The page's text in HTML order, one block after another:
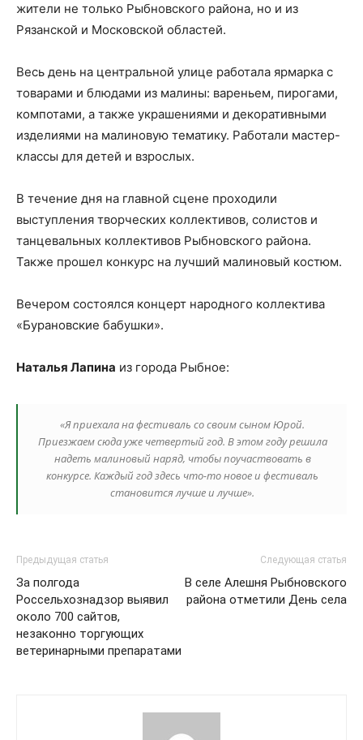
жители не только Рыбновского района, но и из
Рязанской и Московской областей.
Весь день на центральной улице работала ярмарка с
товарами и блюдами из малины: вареньем, пирогами,
компотами, а также украшениями и декоративными
изделиями на малиновую тематику. Работали мастер-
классы для детей и взрослых.
В течение дня на главной сцене проходили
выступления творческих коллективов, солистов и
танцевальных коллективов Рыбновского района.
Также прошел конкурс на лучший малиновый костюм.
Вечером состоялся концерт народного коллектива
«Бурановские бабушки».
Наталья Лапина из города Рыбное:
«Я приехала на фестиваль со своим сыном Юрой.
Приезжаем сюда уже четвертый год. В этом году решила
надеть малиновый наряд, чтобы поучаствовать в
конкурсе. Каждый год здесь что-то новое и фестиваль
становится лучше и лучше».
Предыдущая статья
За полгода
Россельхознадзор выявил
около 700 сайтов,
незаконно торгующих
ветеринарными препаратами
Следующая статья
В селе Алешня Рыбновского
района отметили День села